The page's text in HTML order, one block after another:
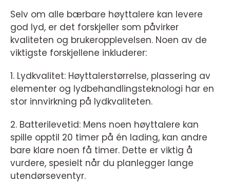
Selv om alle bærbare høyttalere kan levere
god lyd, er det forskjeller som påvirker
kvaliteten og brukeropplevelsen. Noen av de
viktigste forskjellene inkluderer:
1. Lydkvalitet: Høyttalerstørrelse, plassering av
elementer og lydbehandlingsteknologi har en
stor innvirkning på lydkvaliteten.
2. Batterilevetid: Mens noen høyttalere kan
spille opptil 20 timer på én lading, kan andre
bare klare noen få timer. Dette er viktig å
vurdere, spesielt når du planlegger lange
utendørseventyr.